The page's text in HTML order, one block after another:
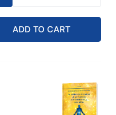
ADD TO CART